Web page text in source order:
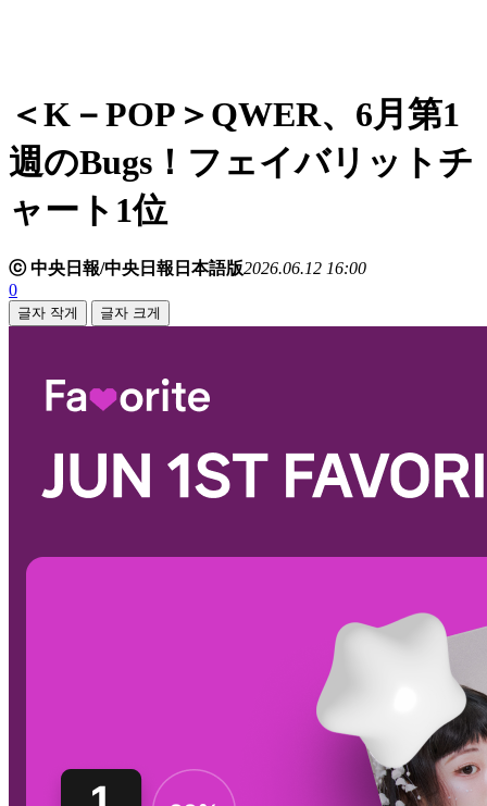
＜K－POP＞QWER、6月第1
週のBugs！フェイバリットチ
ャート1位
ⓒ 中央日報/中央日報日本語版2026.06.12 16:00
0
글자 작게 글자 크게